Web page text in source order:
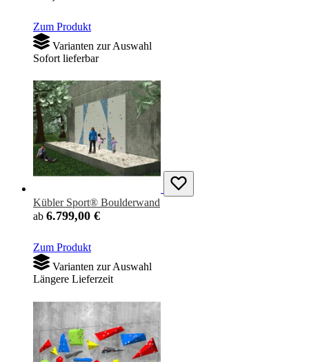
Zum Produkt
Varianten zur Auswahl
Sofort lieferbar
Kübler Sport® Boulderwand
ab 6.799,00 €
Zum Produkt
Varianten zur Auswahl
Längere Lieferzeit